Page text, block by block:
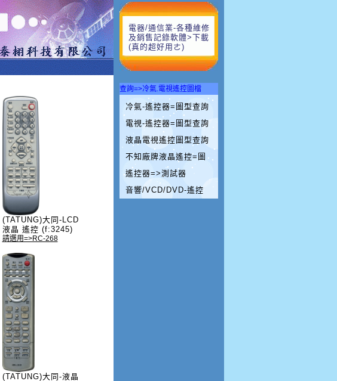
(TATUNG)大同-LCD
液晶 遙控 (f:3245)
請選用=>RC-268
(TATUNG)大同-液晶
電器/通信業-各種維修
及銷售記錄軟體>下載
(真的超好用ㄜ)
查詢=>冷氣.電視遙控圖檔
冷氣-遙控器=圖型查詢
電視-遙控器=圖型查詢
液晶電視遙控圖型查詢
不知廠牌液晶遙控=圖
遙控器=>測試器
音響/VCD/DVD-遙控